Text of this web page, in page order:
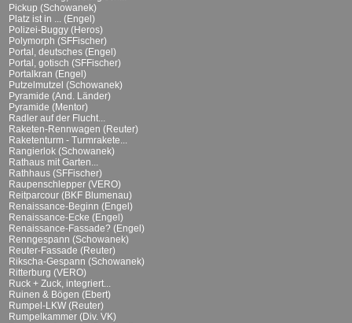
Pickup (Schowanek)
Platz ist in ... (Engel)
Polizei-Buggy (Heros)
Polymorph (SFFischer)
Portal, deutsches (Engel)
Portal, gotisch (SFFischer)
Portalkran (Engel)
Putzelmutzel (Schowanek)
Pyramide (And. Länder)
Pyramide (Mentor)
Radler auf der Flucht...
Raketen-Rennwagen (Reuter)
Raketenturm - Turmrakete...
Rangierlok (Schowanek)
Rathaus mit Garten...
Rathhaus (SFFischer)
Raupenschlepper (VERO)
Reitparcour (BKF Blumenau)
Renaissance-Beginn (Engel)
Renaissance-Ecke (Engel)
Renaissance-Fassade? (Engel)
Renngespann (Schowanek)
Reuter-Fassade (Reuter)
Rikscha-Gespann (Schowanek)
Ritterburg (VERO)
Ruck + Zuck, integriert...
Ruinen & Bögen (Ebert)
Rumpel-LKW (Reuter)
Rumpelkammer (Div. VK)